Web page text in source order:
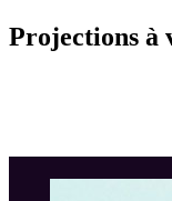
Projections à